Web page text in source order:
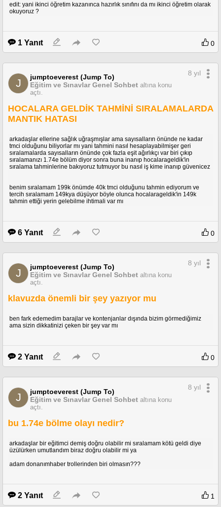
edit: yani ikinci öğretim kazanınca hazırlık sınıfını da mı ikinci öğretim olarak
okuyoruz ?
1 Yanıt 0
J
jumptoeverest (Jump To)
Eğitim ve Sınavlar Genel Sohbet altına konu
açtı.
8 yıl
HOCALARA GELDİK TAHMİNİ SIRALAMALARDA
MANTIK HATASI
arkadaşlar ellerine sağlık uğraşmışlar ama sayısalların önünde ne kadar
tmci olduğunu biliyorlar mı yani tahmini nasıl hesaplayabilmişer geri
sıralamalarda sayısalların önünde çok fazla eşit ağırlıkçı var biri çıkıp
sıralamanızı 1.74e bölüm diyor sonra buna inanıp hocalarageldik'in
sıralama tahminlerine bakıyoruz tutmuyor bu nasıl iş kime inanıp güvenicez
benim sıralamam 199k önümde 40k tmci olduğunu tahmin ediyorum ve
tercih sıralamam 149kya düşüyor böyle olunca hocalarageldik'in 149k
tahmin ettiği yerin gelebilme ihtimali var mı
6 Yanıt 0
J
jumptoeverest (Jump To)
Eğitim ve Sınavlar Genel Sohbet altına konu
açtı.
8 yıl
klavuzda önemli bir şey yazıyor mu
ben fark edemedim barajlar ve kontenjanlar dışında bizim görmediğimiz
ama sizin dikkatinizi çeken bir şey var mı
2 Yanıt 0
J
jumptoeverest (Jump To)
Eğitim ve Sınavlar Genel Sohbet altına konu
açtı.
8 yıl
bu 1.74e bölme olayı nedir?
arkadaşlar bir eğitimci demiş doğru olabilir mi sıralamam kötü geldi diye
üzülürken umutlandım biraz doğru olabilir mi ya
adam donanımhaber trollerinden biri olmasın???
2 Yanıt 1